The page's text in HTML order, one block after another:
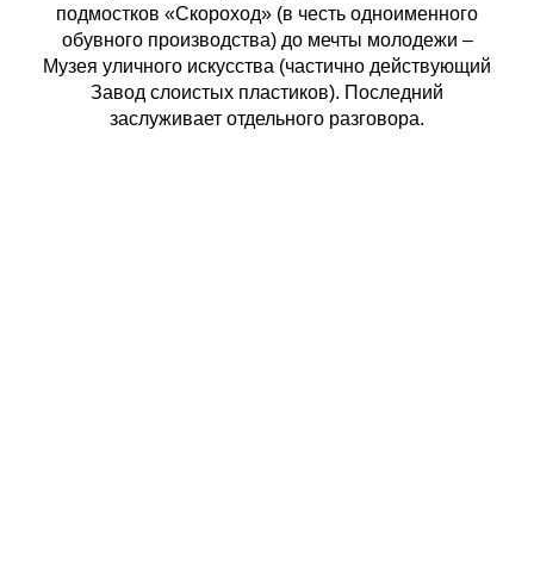
подмостков «Скороход» (в честь одноименного
обувного производства) до мечты молодежи –
Музея уличного искусства (частично действующий
Завод слоистых пластиков). Последний
заслуживает отдельного разговора.